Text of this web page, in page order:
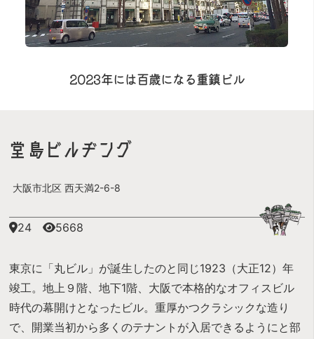
2023年には百歳になる重鎮ビル
堂島ビルヂング
大阪市北区 西天満2-6-8
24 5668
東京に「丸ビル」が誕生したのと同じ1923（大正12）年
竣工。地上９階、地下1階、大阪で本格的なオフィスビル
時代の幕開けとなったビル。重厚かつクラシックな造り
で、開業当初から多くのテナントが入居できるようにと部